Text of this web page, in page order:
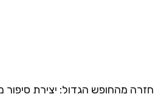
חזרה מהחופש הגדול: יצירת סיפור